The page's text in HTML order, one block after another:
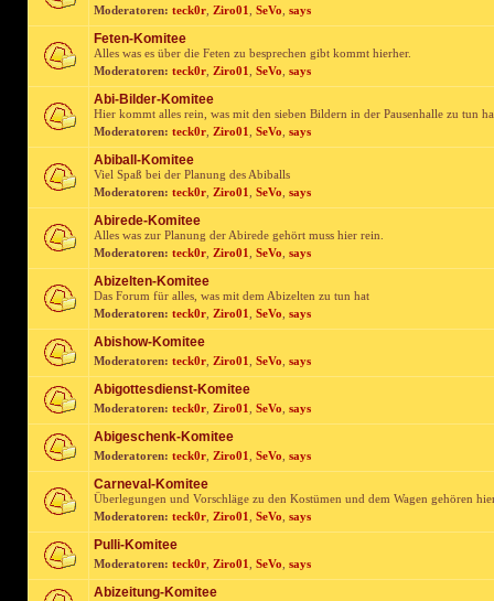
Moderatoren: teck0r Ziro01 SeVo says
Feten-Komitee
Alles was es über die Feten zu besprechen gibt kommt hierher.
Moderatoren: teck0r Ziro01 SeVo says
Abi-Bilder-Komitee
Hier kommt alles rein, was mit den sieben Bildern in der Pausenhalle zu tun
Moderatoren: teck0r Ziro01 SeVo says
Abiball-Komitee
Viel Spaß bei der Planung des Abiballs
Moderatoren: teck0r Ziro01 SeVo says
Abirede-Komitee
Alles was zur Planung der Abirede gehört muss hier rein.
Moderatoren: teck0r Ziro01 SeVo says
Abizelten-Komitee
Das Forum für alles, was mit dem Abizelten zu tun hat
Moderatoren: teck0r Ziro01 SeVo says
Abishow-Komitee
Moderatoren: teck0r Ziro01 SeVo says
Abigottesdienst-Komitee
Moderatoren: teck0r Ziro01 SeVo says
Abigeschenk-Komitee
Moderatoren: teck0r Ziro01 SeVo says
Carneval-Komitee
Überlegungen und Vorschläge zu den Kostümen und dem Wagen gehören
Moderatoren: teck0r Ziro01 SeVo says
Pulli-Komitee
Moderatoren: teck0r Ziro01 SeVo says
Abizeitung-Komitee